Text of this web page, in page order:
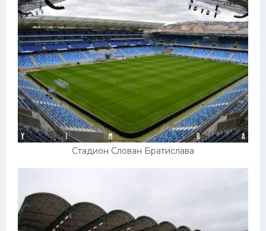
Стадион Слован Братислава
Хоккей
Велогонки
Конькобежный спорт
Тренажеры
Интерьер квартиры